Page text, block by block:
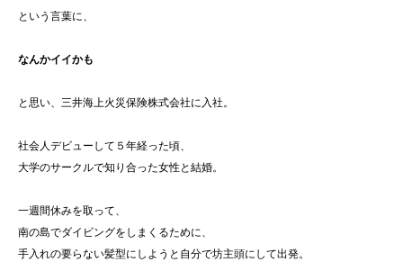
という言葉に、
なんかイイかも
と思い、三井海上火災保険株式会社に入社。
社会人デビューして５年経った頃、
大学のサークルで知り合った女性と結婚。
一週間休みを取って、
南の島でダイビングをしまくるために、
手入れの要らない髪型にしようと自分で坊主頭にして出発。